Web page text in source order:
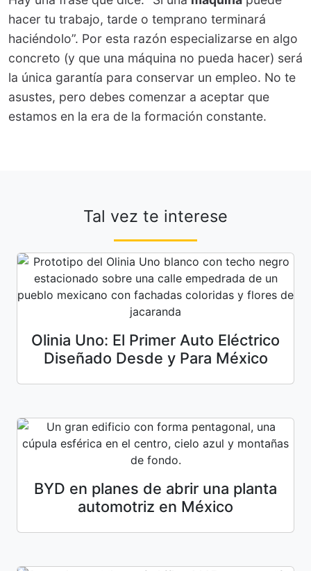
hacer tu trabajo, tarde o temprano terminará
haciéndolo”. Por esta razón especializarse en algo
concreto (y que una máquina no pueda hacer) será
la única garantía para conservar un empleo. No te
asustes, pero debes comenzar a aceptar que
estamos en la era de la formación constante.
Tal vez te interese
Olinia Uno: El Primer Auto Eléctrico
Diseñado Desde y Para México
BYD en planes de abrir una planta
automotriz en México